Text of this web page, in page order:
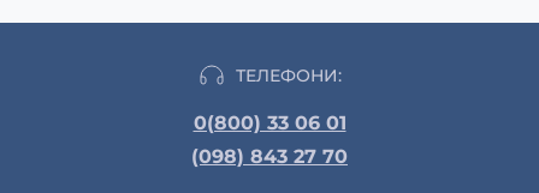
ТЕЛЕФОНИ:
0(800) 33 06 01
(098) 843 27 70